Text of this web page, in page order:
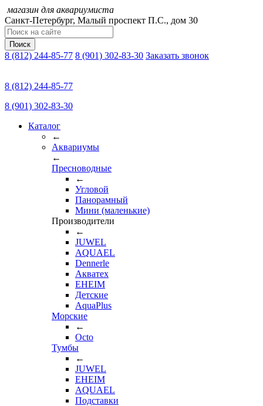
магазин для аквариумиста
Санкт-Петербург, Малый проспект П.C., дом 30
Поиск
8 (812) 244-85-77 8 (901) 302-83-30 Заказать звонок
8 (812) 244-85-77
8 (901) 302-83-30
Каталог
←
Аквариумы
←
Пресноводные
←
Угловой
Панорамный
Мини (маленькие)
Производители
←
JUWEL
AQUAEL
Dennerle
Акватех
EHEIM
Детские
AquaPlus
Морские
←
Octo
Тумбы
←
JUWEL
EHEIM
AQUAEL
Подставки